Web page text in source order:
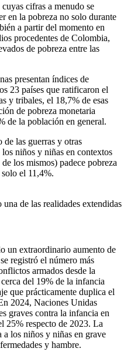
cifras a menudo se
en la pobreza no solo durante
a partir del momento en
procedentes de Colombia,
de pobreza entre las
presentan índices de
23 países que ratificaron el
y tribales, el 18,7% de esas
de pobreza monetaria
de la población en general.
las guerras y otras
niños y niñas en contextos
los mismos) padece pobreza
el 11,4%.
de las realidades
un extraordinario aumento de
registró el número más
armados desde la
del 19% de la infancia
que prácticamente duplica el
2024, Naciones Unidas
graves contra la infancia en
25% respecto de 2023. La
a los niños y niñas en grave
y hambre.